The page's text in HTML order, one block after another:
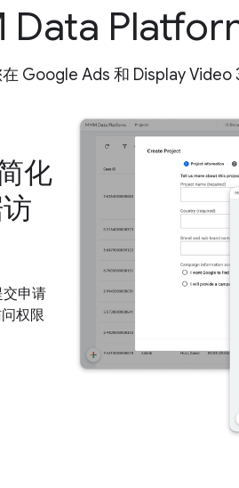
Data
Google Ads 和 Display
化
申请
权限